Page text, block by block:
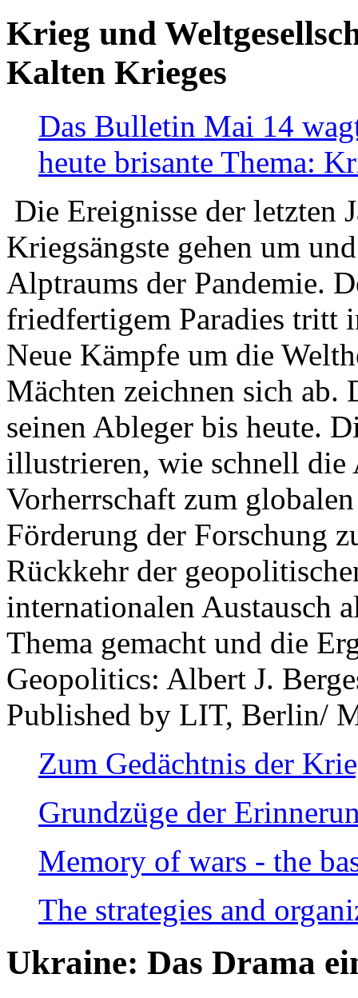
Krieg und
Kalten Krieges
Das Bulletin Mai 14
heute brisante Thema:
Die Ereignisse der letzten
Kriegsängste gehen um
Alptraums der Pandemie.
friedfertigem Paradies tritt
Neue Kämpfe um die
Mächten zeichnen sich
seinen Ableger bis heute.
illustrieren, wie schnell die
Vorherrschaft zum
Förderung der Forschung
Rückkehr der
internationalen Austausch
Thema gemacht und die
Geopolitics: Albert J.
Published by LIT, Berlin/
Zum Gedächtnis der
Grundzüge der
Memory of wars - the
The strategies and
Ukraine: Das Drama